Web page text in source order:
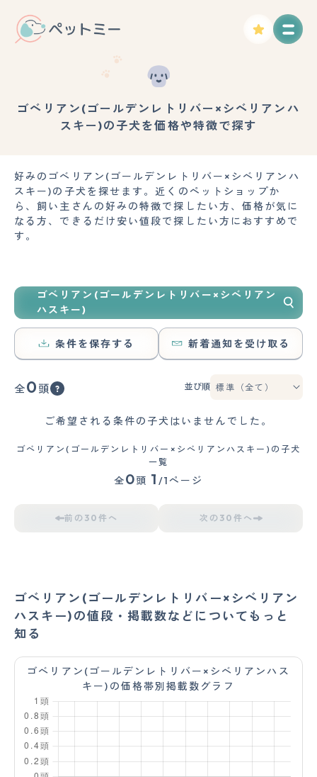
ゴベリアン(ゴールデンレトリバー×シベリアンハ
スキー)の子犬を価格や特徴で探す
好みのゴベリアン(ゴールデンレトリバー×シベリアンハ
スキー)の子犬を探せます。近くのペットショップか
ら、飼い主さんの好みの特徴で探したい方、価格が気に
なる方、できるだけ安い値段で探したい方におすすめで
す。
ゴベリアン(ゴールデンレトリバー×シベリアン
ハスキー)
条件を保存する 新着通知を受け取る
全0 頭 並び順
ご希望される条件の子犬はいませんでした。
ゴベリアン(ゴールデンレトリバー×シベリアンハスキー)の子犬
一覧
全0頭 1 /1ページ
前の30件へ 次の30件へ
ゴベリアン(ゴールデンレトリバー×シベリアン
ハスキー)の値段・掲載数などについてもっと
知る
ゴベリアン(ゴールデンレトリバー×シベリアンハス
キー)の価格帯別掲載数グラフ